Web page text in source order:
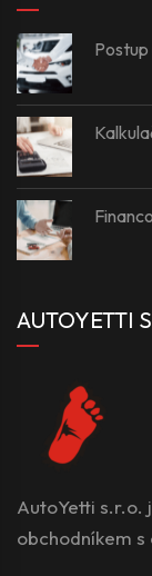
AUTOYETTI
AutoYetti s.r.o.
obchodníkem